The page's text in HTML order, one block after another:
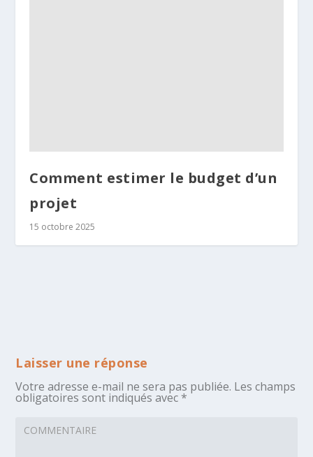
Comment estimer le budget d’un
projet
15 octobre 2025
Laisser une réponse
Votre adresse e-mail ne sera pas publiée. Les champs
obligatoires sont indiqués avec *